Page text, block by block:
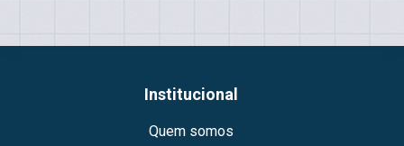
Institucional
Quem somos